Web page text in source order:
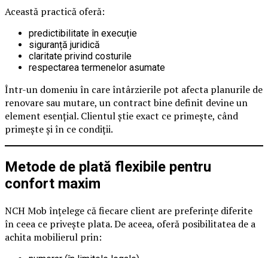
Această practică oferă:
predictibilitate în execuție
siguranță juridică
claritate privind costurile
respectarea termenelor asumate
Într-un domeniu în care întârzierile pot afecta planurile de
renovare sau mutare, un contract bine definit devine un
element esențial. Clientul știe exact ce primește, când
primește și în ce condiții.
Metode de plată flexibile pentru
confort maxim
NCH Mob înțelege că fiecare client are preferințe diferite
în ceea ce privește plata. De aceea, oferă posibilitatea de a
achita mobilierul prin: